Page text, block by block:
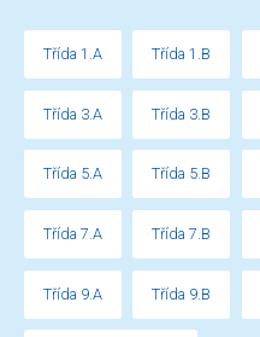
Třída 1.A Třída 1.B
Třída 3.A Třída 3.B
Třída 5.A Třída 5.B
Třída 7.A Třída 7.B
Třída 9.A Třída 9.B